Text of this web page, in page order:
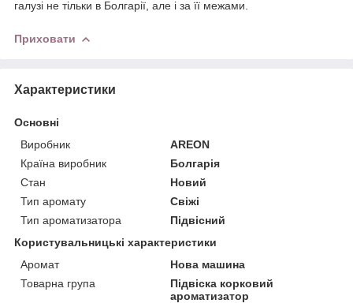
галузі не тільки в Болгарії, але і за її межами.
Приховати
Характеристики
Основні
Виробник
AREON
Країна виробник
Болгарія
Стан
Новий
Тип аромату
Свіжі
Тип ароматизатора
Підвісний
Користувальницькі характеристики
Аромат
Нова машина
Товарна група
Підвіска корковий
ароматизатор